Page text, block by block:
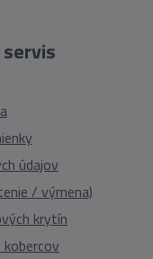
údajov
/ výmena)
krytín